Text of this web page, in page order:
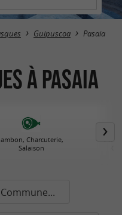
Guipuscoa Pasaia
à Pasaia
Jambon, Charcuterie,
Salaison
Plats
Commune...